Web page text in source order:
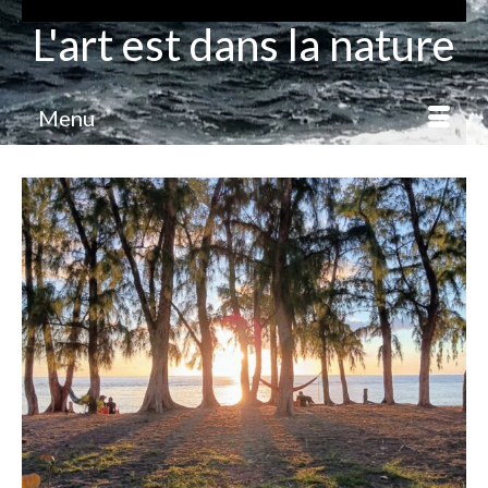
L'art est dans la nature
Menu